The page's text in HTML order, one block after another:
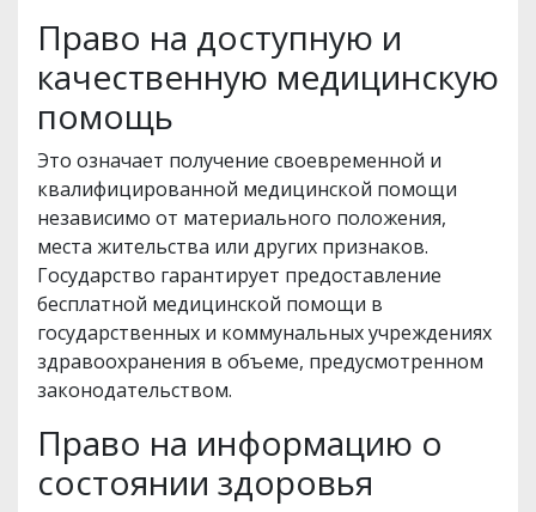
Право на доступную и
качественную медицинскую
помощь
Это означает получение своевременной и
квалифицированной медицинской помощи
независимо от материального положения,
места жительства или других признаков.
Государство гарантирует предоставление
бесплатной медицинской помощи в
государственных и коммунальных учреждениях
здравоохранения в объеме, предусмотренном
законодательством.
Право на информацию о
состоянии здоровья